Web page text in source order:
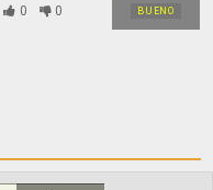
BUENO
0 0